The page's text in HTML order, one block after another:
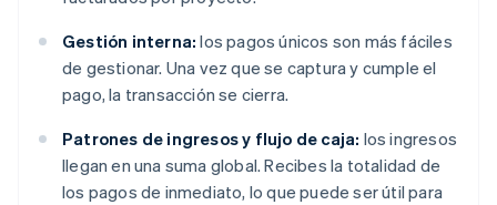
Gestión interna: los pagos únicos son más fáciles
de gestionar. Una vez que se captura y cumple el
pago, la transacción se cierra.
Patrones de ingresos y flujo de caja: los ingresos
llegan en una suma global. Recibes la totalidad de
los pagos de inmediato, lo que puede ser útil para